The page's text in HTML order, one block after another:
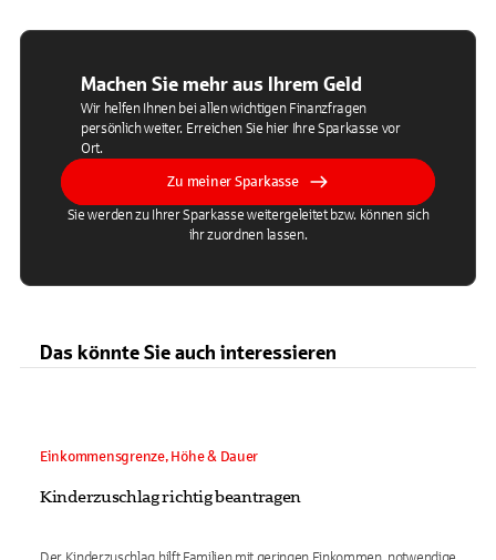
Machen Sie mehr aus Ihrem Geld
Wir helfen Ihnen bei allen wichtigen Finanzfragen
persönlich weiter. Erreichen Sie hier Ihre Sparkasse vor
Ort.
Zu meiner Sparkasse
Sie werden zu Ihrer Sparkasse weitergeleitet bzw. können sich
ihr zuordnen lassen.
Das könnte Sie auch interessieren
Einkommensgrenze, Höhe & Dauer
Kinderzuschlag richtig beantragen